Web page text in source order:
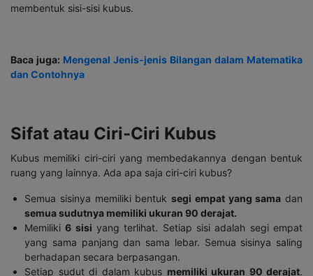
membentuk sisi-sisi kubus.
Baca juga: Mengenal Jenis-jenis Bilangan dalam Matematika
dan Contohnya
Sifat atau Ciri-Ciri Kubus
Kubus memiliki ciri-ciri yang membedakannya dengan bentuk
ruang yang lainnya. Ada apa saja ciri-ciri kubus?
Semua sisinya memiliki bentuk segi empat yang sama dan
semua sudutnya memiliki ukuran 90 derajat.
Memiliki6 sisi yang terlihat. Setiap sisi adalah segi empat
yang sama panjang dan sama lebar. Semua sisinya saling
berhadapan secara berpasangan.
Setiap sudut di dalam kubus memiliki ukuran 90 derajat.